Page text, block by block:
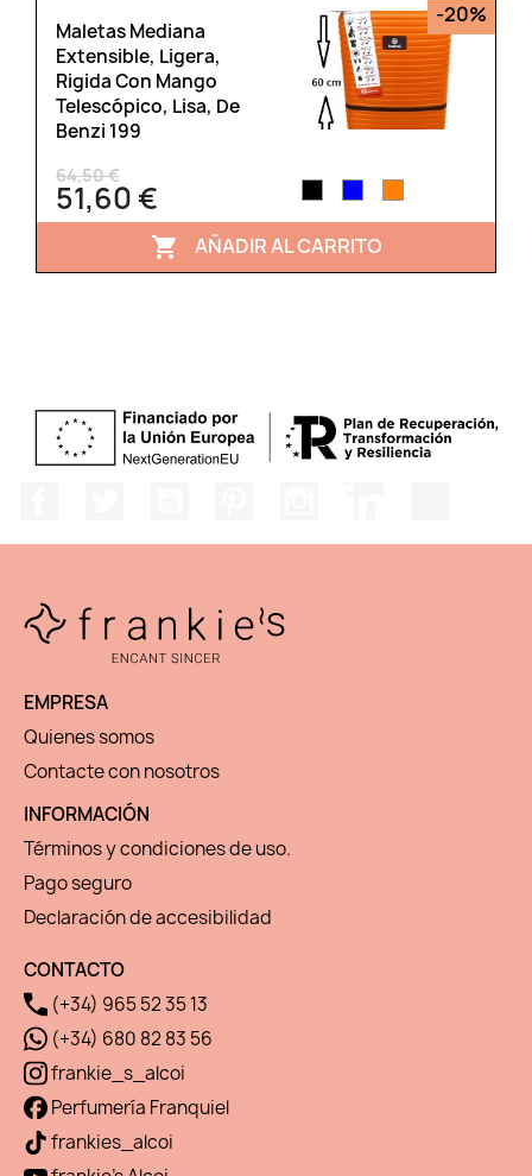
Maletas Mediana
Extensible, Ligera,
Rigida Con Mango
Telescópico, Lisa, De
Benzi 199
64,50 €
51,60 €
-20%
 AÑADIR AL CARRITO
EMPRESA
Quienes somos
Contacte con nosotros
INFORMACIÓN
Términos y condiciones de uso.
Pago seguro
Declaración de accesibilidad
CONTACTO
(+34) 965 52 35 13
(+34) 680 82 83 56
frankie_s_alcoi
Perfumería Franquiel
frankies_alcoi